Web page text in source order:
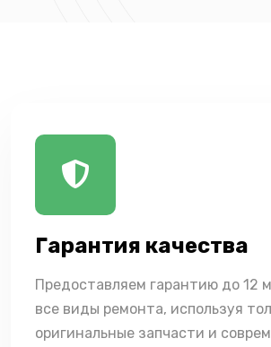
Гарантия качества
Предоставляем гарантию до 12
все виды ремонта, используя
оригинальные запчасти и